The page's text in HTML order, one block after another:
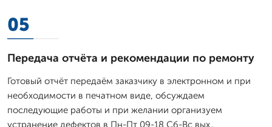
05
Передача отчёта и рекомендации по ремонту
Готовый отчёт передаём заказчику в электронном и при
необходимости в печатном виде, обсуждаем
последующие работы и при желании организуем
устранение дефектов в Пн-Пт 09-18 Сб-Вс вых..